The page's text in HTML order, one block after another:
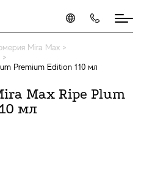
Mira Max >
>
Premium Edition 110 мл
Max Ripe Plum
мл